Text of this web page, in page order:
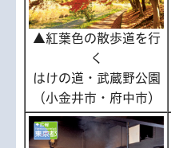
▲紅葉色の散歩道を行
く
はけの道・武蔵野公園
（小金井市・府中市）